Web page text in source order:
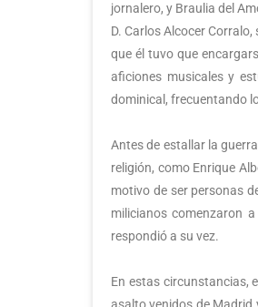
jornalero, y Braulia del
D. Carlos Alcocer
que él tuvo que
aficiones musicales y
dominical, frecuentando
Antes de estallar la
religión, como Enrique
motivo de ser personas
milicianos comenzaron
respondió a su vez.
En estas circunstancias,